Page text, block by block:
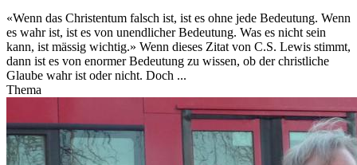
«Wenn das Christentum falsch ist, ist es ohne jede Bedeutung. Wenn
es wahr ist, ist es von unendlicher Bedeutung. Was es nicht sein
kann, ist mässig wichtig.» Wenn dieses Zitat von C.S. Lewis stimmt,
dann ist es von enormer Bedeutung zu wissen, ob der christliche
Glaube wahr ist oder nicht. Doch ...
Thema